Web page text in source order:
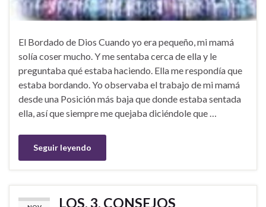
El Bordado de Dios Cuando yo era pequeño, mi mamá
solía coser mucho. Y me sentaba cerca de ella y le
preguntaba qué estaba haciendo. Ella me respondía que
estaba bordando. Yo observaba el trabajo de mi mamá
desde una Posición más baja que donde estaba sentada
ella, así que siempre me quejaba diciéndole que …
Seguir leyendo
LOS. 3. CONSEJOS